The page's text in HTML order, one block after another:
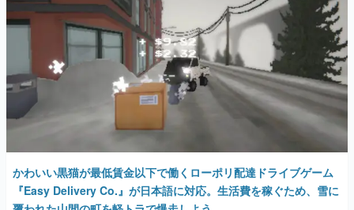
かわいい黒猫が最低賃金以下で働くローポリ配達ドライブゲーム
『Easy Delivery Co.』が日本語に対応。生活費を稼ぐため、雪に
覆われた山間の町を軽トラで爆走しよう
2025年11月3日 公開